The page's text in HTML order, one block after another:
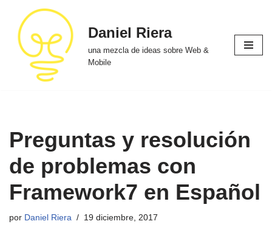
Saltar
contenido
Daniel Riera
una mezcla de ideas sobre Web &
Mobile
Preguntas y resolución
de problemas con
Framework7 en Español
por Daniel Riera 19 diciembre, 2017